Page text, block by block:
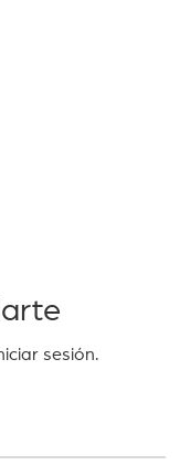
sesión.